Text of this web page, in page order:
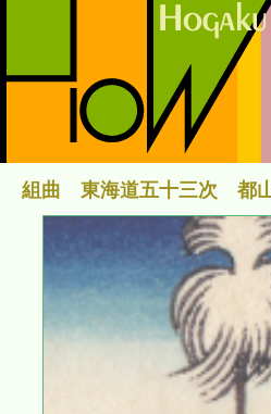
組曲 東海道五十三次 都山